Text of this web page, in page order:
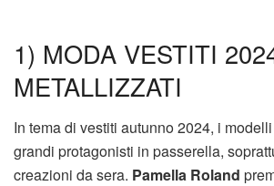
1) MODA VESTITI
METALLIZZATI
In tema di vestiti autunno 2024, i
grandi protagonisti in passerella,
creazioni da sera. Pamella Roland